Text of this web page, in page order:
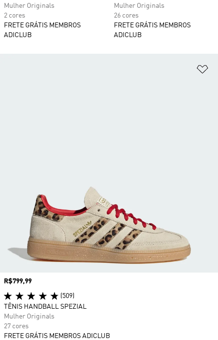
Mulher Originals
2 cores
FRETE GRÁTIS MEMBROS
ADICLUB
Mulher Originals
26 cores
FRETE GRÁTIS MEMBROS
ADICLUB
Preço
R$799,99
(509)
TÊNIS HANDBALL SPEZIAL
Mulher Originals
27 cores
FRETE GRÁTIS MEMBROS ADICLUB